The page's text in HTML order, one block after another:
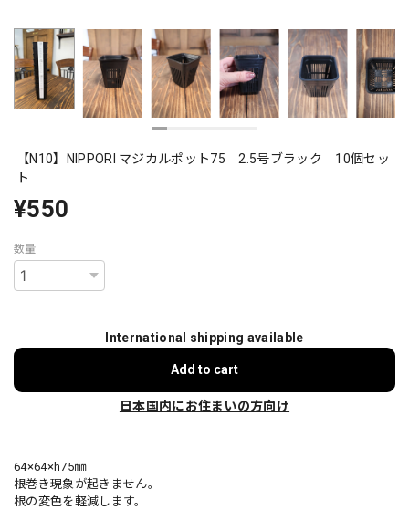
【N10】NIPPORI マジカルポット75 2.5号ブラック 10個セッ
ト
¥550
数量
International shipping available
Add to cart
日本国内にお住まいの方向け
64×64×h75㎜
根巻き現象が起きません。
根の変色を軽減します。